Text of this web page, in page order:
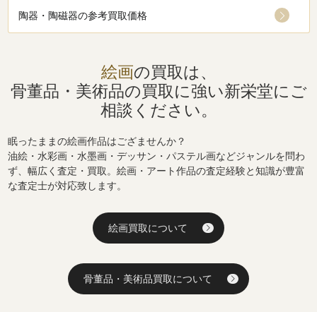
陶器・陶磁器の参考買取価格
絵画の買取は、
骨董品・美術品の買取に強い新栄堂にご
相談ください。
眠ったままの絵画作品はござませんか？
油絵・水彩画・水墨画・デッサン・パステル画などジャンルを問わ
ず、幅広く査定・買取。絵画・アート作品の査定経験と知識が豊富
な査定士が対応致します。
絵画買取について
骨董品・美術品買取について